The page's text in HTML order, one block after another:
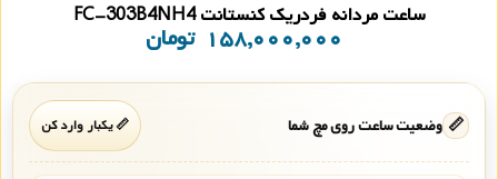
ساعت مردانه فردریک کنستانت FC-303B4NH4
۱۵۸,۰۰۰,۰۰۰ تومان
📏 وضعیت ساعت روی مچ شما 📏 یکبار وارد کن